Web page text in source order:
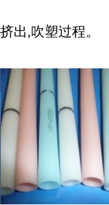
挤出,吹塑过程。